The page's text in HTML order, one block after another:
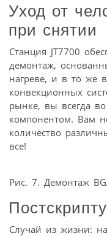
Уход от
при снятии
Станция JT7700
демонтаж,
нагреве, и в то же
конвекционных
рынке, вы всегда
компонентом. Вам
количество
все!
Рис. 7. Демонтаж
Случай из жизни: